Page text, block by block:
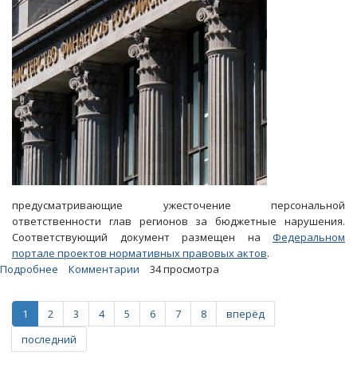
предусматривающие ужесточение персональной
ответственности глав регионов за бюджетные нарушения.
Соответствующий документ размещен на Федеральном
портале проектов нормативных правовых актов.
Подробнее
РФ
предлагает
повысить
штрафы
Комментарии 34 просмотра
1 2 3 4 5 6 7 8
вперёд
последний